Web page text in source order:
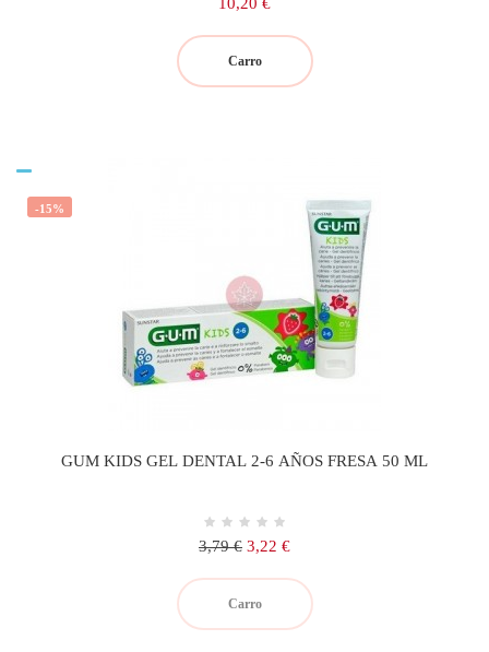
10,20 €
Carro
-15%
GUM KIDS GEL DENTAL 2-6 AÑOS FRESA 50 ML
Precio
3,79 € Precio
3,22 €
Carro